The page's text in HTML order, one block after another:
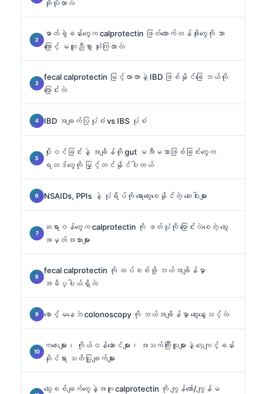
ဆိုလိုတာလဲ
ဓာတ်ခွဲခန်းတွေက calprotectin ဖြတ်တောက်တန်ဖိုးတွေကို ဘာ
ကြောင့် မတူညီစွာ သုံးကြတာလဲ
fecal calprotectin မြင့်လာတာနဲ့ IBD ဖြစ်နိုင်ခြေ ဘယ်လို
ပြောင်းလဲ
IBD အချက်ပြပုံစံ vs IBS ပုံစံ
ပိုးဝင်ခြင်းနဲ့ အချိန်တို gut မအီမသာဖြစ်ခြင်းတွေက
ရလဒ်တွေကို မြှင့်တင်နိုင်ပါတယ်
NSAIDs, PPIs နဲ့ ပုံရိပ်ကို ရောထွေးစေနိုင်တဲ့ ဆေးဝါးများ
ဆရာဝန်တွေက calprotectin ကို ဖတ်ပုံကို ပြောင်းလဲစေတဲ့ သွေး
အမှတ်အသားများ
fecal calprotectin ကို ထပ်စစ်ဖို့ ဘယ်အချိန်မှာ
အဓိပ္ပါယ်ရှိလဲ
စောင့်မနေဘဲ colonoscopy ကို ဘယ်အချိန်မှာ ဆွေးနွေးသင့်လဲ
ကလေးများ၊ ကိုယ်ဝန်ဆောင်များ၊ အသက်ကြီးသူများနဲ့ လေ့ကျင့်ခန်း
ဆိုင်ရာ သတိပြုချက်များ
သွေးစစ်ချက်တွေနဲ့အတူ calprotectin ကို ကျွန်တော်/ကျွန်မ